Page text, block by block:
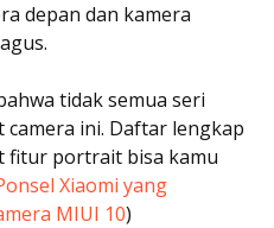
depan dan kamera
tidak semua seri
ini. Daftar lengkap
fitur portrait bisa kamu
Xiaomi yang
MIUI 10)